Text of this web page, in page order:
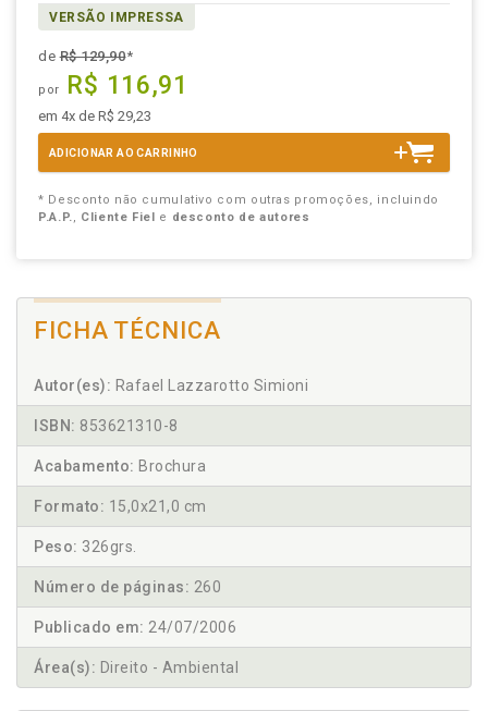
VERSÃO IMPRESSA
deR$ 129,90*
por R$ 116,91
em 4x de R$ 29,23
ADICIONAR AO CARRINHO
* Desconto não cumulativo com outras promoções, incluindo
P.A.P., Cliente Fiel e desconto de autores
FICHA TÉCNICA
Autor(es): Rafael Lazzarotto Simioni
ISBN: 853621310-8
Acabamento: Brochura
Formato: 15,0x21,0 cm
Peso: 326grs.
Número de páginas: 260
Publicado em: 24/07/2006
Área(s): Direito - Ambiental